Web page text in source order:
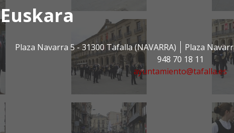
Euskara
Plaza Navarra 5 - 31300 Tafalla (NAVARRA)
Plaza
948 70 18 11
ayuntamiento@tafalla.es